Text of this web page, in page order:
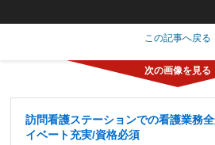
この記事へ戻る
訪問看護ステーションでの看護業務
イベート充実/資格必須